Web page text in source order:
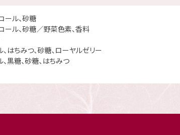
ール、砂糖
ール、砂糖／野菜色素、香料
はちみつ、砂糖、ローヤルゼリー
黒糖、砂糖、はちみつ